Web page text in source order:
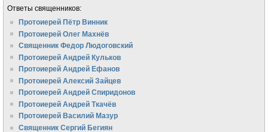
Ответы священников:
Протоиерей Пётр Винник
Протоиерей Олег Махнёв
Священник Федор Людоговский
Протоиерей Андрей Кульков
Протоиерей Андрей Ефанов
Протоиерей Алексий Зайцев
Протоиерей Андрей Спиридонов
Протоиерей Андрей Ткачёв
Протоиерей Василий Мазур
Священник Сергий Бегиян